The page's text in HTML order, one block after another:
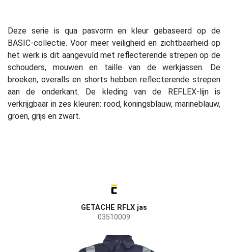
Deze serie is qua pasvorm en kleur gebaseerd op de
BASIC-collectie. Voor meer veiligheid en zichtbaarheid op
het werk is dit aangevuld met reflecterende strepen op de
schouders, mouwen en taille van de werkjassen. De
broeken, overalls en shorts hebben reflecterende strepen
aan de onderkant. De kleding van de REFLEX-lijn is
verkrijgbaar in zes kleuren: rood, koningsblauw, marineblauw,
groen, grijs en zwart.
GETACHE RFLX jas
03510009